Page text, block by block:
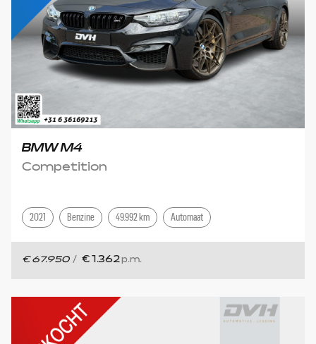
BMW M4
Competition
2021 Benzine 49.992 km Automaat
€ 67.950 / € 1.362p.m.